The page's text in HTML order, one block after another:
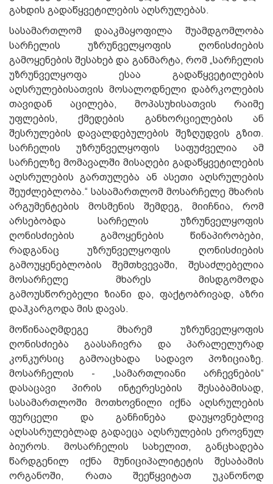
გახდის გადაწყვეტილების აღსრულებას.
სასამართლომ დააკმაყოფილა შუამდგომლობა
სარჩელის უზრუნველყოფის ღონისძიების
გამოყენების შესახებ და განმარტა, რომ „სარჩელის
უზრუნველყოფა ესაა გადაწყვეტილების
აღსრულებისათვის მოსალოდნელი დაბრკოლების
თავიდან აცილება, მოპასუხისათვის რაიმე
უფლების, ქმედების განხორციელების ან
შესრულების დავალდებულების შეზღუდვის გზით.
სარჩელის უზრუნველყოფის საფუძველია ამ
სარჩელზე მომავალში მისაღები გადაწყვეტილების
აღსრულების გართულება ან ასეთი აღსრულების
შეუძლებლობა.“ სასამართლომ მოსარჩელე მხარის
არგუმენტების მოსმენის შემდეგ, მიიჩნია, რომ
არსებობდა სარჩელის უზრუნველყოფის
ღონისძიების გამოყენების წინაპირობები,
რადგანაც უზრუნველყოფის ღონისძიების
გამოუყენებლობის შემთხვევაში, შესაძლებელია
მოსარჩელე მხარეს მისდგომოდა
გამოუსწორებელი ზიანი და, ფაქტობრივად, აზრი
დაჰკარგოდა მის დავას.
მოწინააღმდეგე მხარემ უზრუნველყოფის
ღონისძიება გაასაჩივრა და პარალელურად
კონკურსიც გამოაცხადა სადავო პოზიციაზე.
მოსარჩელის - „სამართლიანი არჩევნების“
დასაცავი პირის ინტერესების შესაბამისად,
სასამართლოში მოთხოვნილი იქნა აღსრულების
ფურცელი და განჩინება დაუყოვნებლივ
აღსასრულებლად გადაეცა აღსრულების ეროვნულ
ბიუროს. მოსარჩელის სახელით, განცხადება
წარდგენილ იქნა მუნიციპალიტეტის შესაბამის
ორგანოში, რათა შეეწყვიტათ უკანონოდ